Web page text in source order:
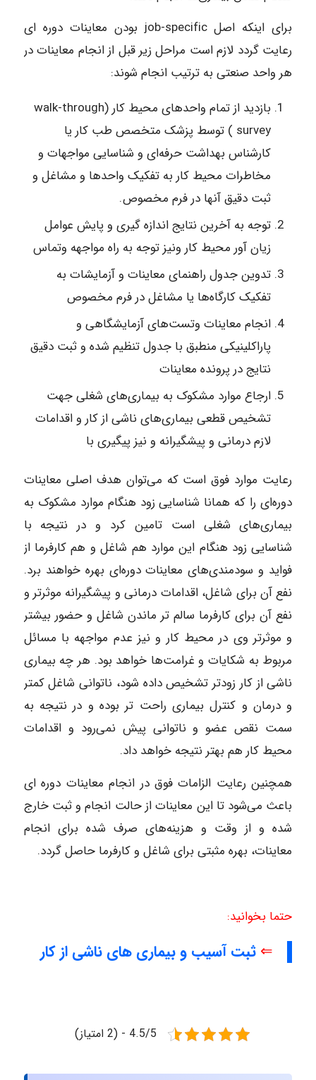
برای اینکه اصل job-specific بودن معاینات دوره ای
رعایت گردد لازم است مراحل زیر قبل از انجام معاینات در
هر واحد صنعتی به ترتیب انجام شوند:
بازدید از تمام واحد‌های محیط کار (walk-through
survey ) توسط پزشک متخصص طب کار یا
کارشناس بهداشت حرفه‌ای و شناسایی مواجهات و
مخاطرات محیط کار به تفکیک واحدها و مشاغل و
ثبت دقیق آنها در فرم مخصوص.
توجه به آخرین نتایج اندازه گیری و پایش عوامل
زیان آور محیط کار ونیز توجه به راه مواجهه وتماس
تدوین جدول راهنمای معاینات و آزمایشات به
تفکیک کارگاه‌ها یا مشاغل در فرم مخصوص
انجام معاینات وتست‌های آزمایشگاهی و
پاراکلینیکی منطبق با جدول تنظیم شده و ثبت دقیق
نتایج در پرونده معاینات
ارجاع موارد مشکوک به بیماری‌های شغلی جهت
تشخیص قطعی بیماری‌های ناشی از کار و اقدامات
لازم درمانی و پیشگیرانه و نیز پیگیری با
رعایت موارد فوق است که می‌توان هدف اصلی معاینات
دوره‌ای را که همانا شناسایی زود هنگام موارد مشکوک به
بیماری‌های شغلی است تامین کرد و در نتیجه با
شناسایی زود هنگام این موارد هم شاغل و هم کارفرما از
فواید و سودمندی‌های معاینات دوره‌ای بهره خواهند برد.
نفع آن برای شاغل، اقدامات درمانی و پیشگیرانه موثرتر و
نفع آن برای کارفرما سالم تر ماندن شاغل و حضور بیشتر
و موثرتر وی در محیط کار و نیز عدم مواجهه با مسائل
مربوط به شکایات و غرامت‌ها خواهد بود. هر چه بیماری
ناشی از کار زودتر تشخیص داده شود، ناتوانی شاغل کمتر
و درمان و کنترل بیماری راحت تر بوده و در نتیجه به
سمت نقص عضو و ناتوانی پیش نمی‌رود و اقدامات
محیط کار هم بهتر نتیجه خواهد داد.
همچنین رعایت الزامات فوق در انجام معاینات دوره ای
باعث می‌شود تا این معاینات از حالت انجام و ثبت خارج
شده و از وقت و هزینه‌های صرف شده برای انجام
معاینات، بهره مثبتی برای شاغل و کارفرما حاصل گردد.
حتما بخوانید:
⇐ ثبت آسیب و بیماری های ناشی از کار
4.5/5 - (2 امتیاز)